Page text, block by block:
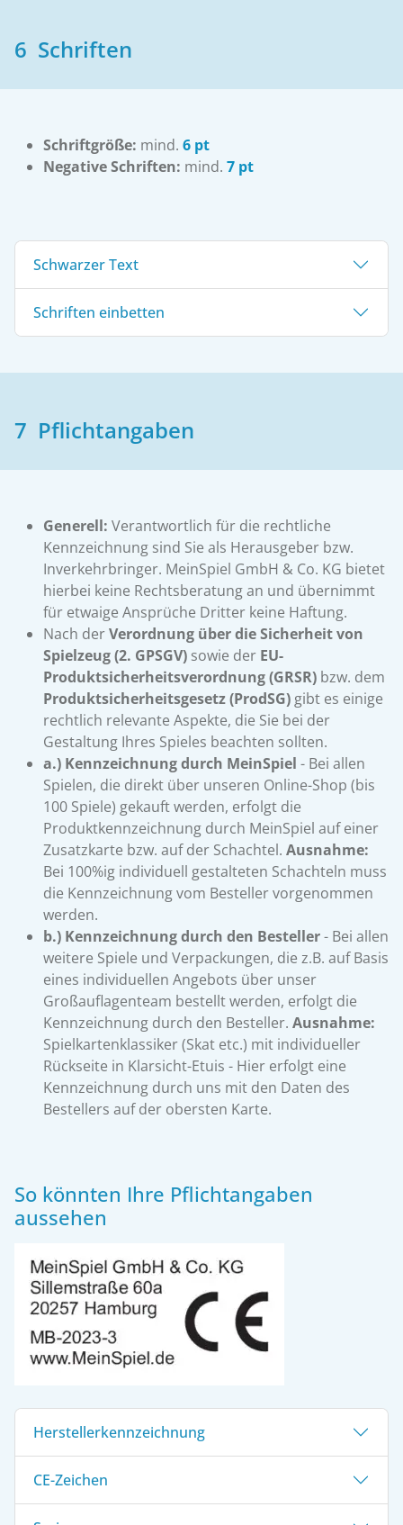
6 Schriften
Schriftgröße: mind. 6 pt
Negative Schriften: mind. 7 pt
Schwarzer Text
Schriften einbetten
7 Pflichtangaben
Generell: Verantwortlich für die rechtliche
Kennzeichnung sind Sie als Herausgeber bzw.
Inverkehrbringer. MeinSpiel GmbH & Co. KG bietet
hierbei keine Rechtsberatung an und übernimmt
für etwaige Ansprüche Dritter keine Haftung.
Nach derVerordnung über die Sicherheit von
Spielzeug (2. GPSGV) sowie der EU-
Produktsicherheitsverordnung (GRSR) bzw. dem
Produktsicherheitsgesetz (ProdSG) gibt es einige
rechtlich relevante Aspekte, die Sie bei der
Gestaltung Ihres Spieles beachten sollten.
a.) Kennzeichnung durch MeinSpiel - Bei allen
Spielen, die direkt über unseren Online-Shop (bis
100 Spiele) gekauft werden, erfolgt die
Produktkennzeichnung durch MeinSpiel auf einer
Zusatzkarte bzw. auf der Schachtel. Ausnahme:
Bei 100%ig individuell gestalteten Schachteln muss
die Kennzeichnung vom Besteller vorgenommen
werden.
b.) Kennzeichnung durch den Besteller- Bei allen
weitere Spiele und Verpackungen, die z.B. auf Basis
eines individuellen Angebots über unser
Großauflagenteam bestellt werden, erfolgt die
Kennzeichnung durch den Besteller. Ausnahme:
Spielkartenklassiker (Skat etc.) mit individueller
Rückseite in Klarsicht-Etuis - Hier erfolgt eine
Kennzeichnung durch uns mit den Daten des
Bestellers auf der obersten Karte.
So könnten Ihre Pflichtangaben
aussehen
Herstellerkennzeichnung
CE-Zeichen